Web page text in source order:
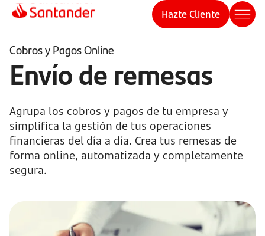
Hazte Cliente
Cobros y Pagos Online
Envío de remesas
Agrupa los cobros y pagos de tu empresa y
simplifica la gestión de tus operaciones
financieras del día a día. Crea tus remesas de
forma online, automatizada y completamente
segura.